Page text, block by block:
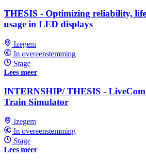
THESIS - Optimizing reliability,
usage in LED displays
Izegem
In overeenstemming
Stage
Lees meer
INTERNSHIP/ THESIS -
Train Simulator
Izegem
In overeenstemming
Stage
Lees meer